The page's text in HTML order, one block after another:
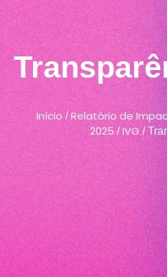
Início/Relatório de
2025 /IVG /